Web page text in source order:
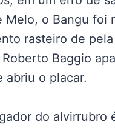
Melo, o Bangu foi
rasteiro de
Baggio
abriu o placar.
do alvirrubro